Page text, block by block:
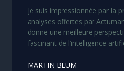
Je suis impressionnée par la
analyses offertes par
donne une meilleure
fascinant de l’intelligence
MARTIN BLUM